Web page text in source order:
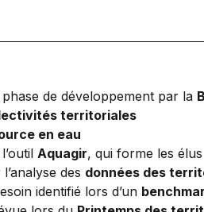
de développement par la
territoriales
en eau
Aquagir, qui forme les élus
des données des
identifié lors d’un